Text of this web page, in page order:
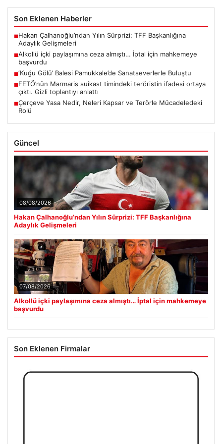
Son Eklenen Haberler
■Hakan Çalhanoğlu’ndan Yılın Sürprizi: TFF Başkanlığına
Adaylık Gelişmeleri
■Alkollü içki paylaşımına ceza almıştı… İptal için mahkemeye
başvurdu
■‘Kuğu Gölü’ Balesi Pamukkale’de Sanatseverlerle Buluştu
■FETÖ’nün Marmaris suikast timindeki teröristin ifadesi ortaya
çıktı. Gizli toplantıyı anlattı
■Çerçeve Yasa Nedir, Neleri Kapsar ve Terörle Mücadeledeki
Rolü
Güncel
08/08/2026
Hakan Çalhanoğlu’ndan Yılın Sürprizi: TFF Başkanlığına
Adaylık Gelişmeleri
07/08/2026
Alkollü içki paylaşımına ceza almıştı… İptal için mahkemeye
başvurdu
Son Eklenen Firmalar